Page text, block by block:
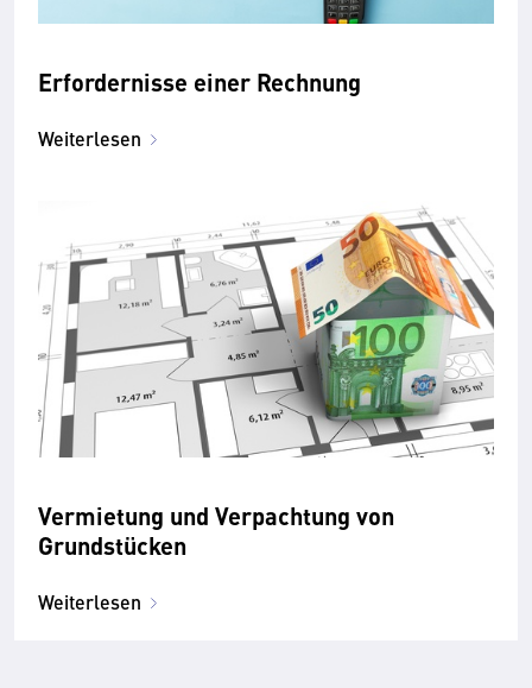
Erfordernisse einer Rechnung
Weiterlesen
Vermietung und Verpachtung von
Grundstücken
Weiterlesen